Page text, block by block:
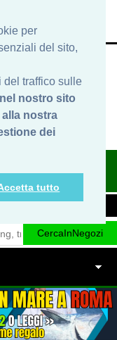
per
del sito,
del traffico sulle
nostro sito
nostra
dei
tutto